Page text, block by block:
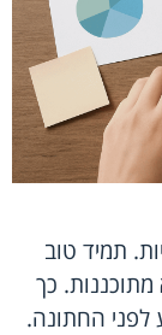
תמיד טוב
לא מתוכננות. כך
לפני החתונה.